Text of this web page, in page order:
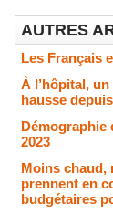
AUTRES
Les Français
À l’hôpital,
hausse
Démographie
2023
Moins chaud,
prennent en
budgétaires